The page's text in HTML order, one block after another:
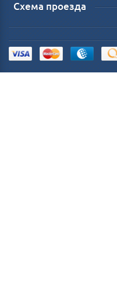
Схема проезда